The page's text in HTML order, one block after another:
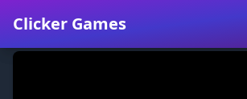
Clicker Games